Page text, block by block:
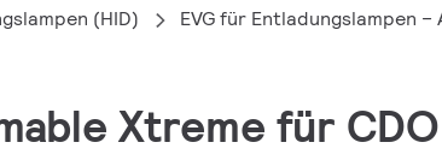
(HID) EVG für Entladungslampen –
Xtreme für CDO